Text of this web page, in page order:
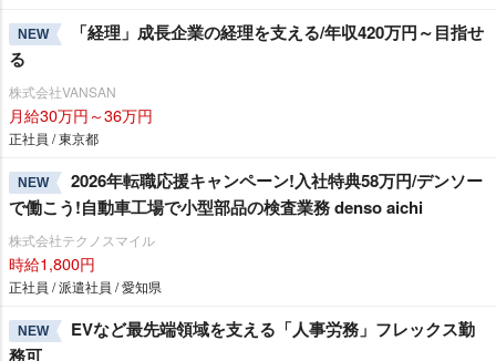
NEW
「経理」成長企業の経理を支える/年収420万円～目指せ
る
株式会社VANSAN
月給30万円～36万円
正社員 / 東京都
NEW
2026年転職応援キャンペーン!入社特典58万円/デンソー
で働こう!自動車工場で小型部品の検査業務 denso aichi
株式会社テクノスマイル
時給1,800円
正社員 / 派遣社員 / 愛知県
NEW
EVなど最先端領域を支える「人事労務」フレックス勤
務可